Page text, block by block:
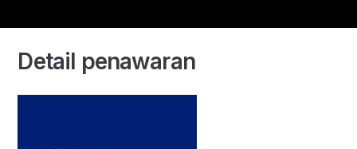
Detail penawaran